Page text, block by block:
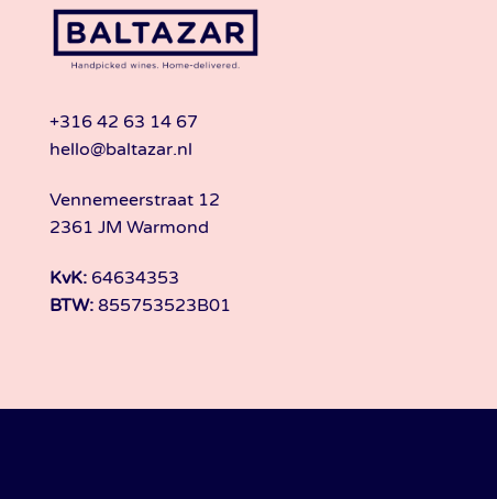
+316 42 63 14 67
hello@baltazar.nl
Vennemeerstraat 12
2361 JM Warmond
KvK: 64634353
BTW: 855753523B01